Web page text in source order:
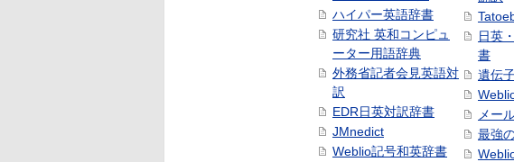
ハイパー英語辞書
研究社 英和コンピュ
ーター用語辞典
外務省記者会見英語対
訳
EDR日英対訳辞書
JMnedict
Weblio記号和英辞書
日英
書
遺伝
メー
最強